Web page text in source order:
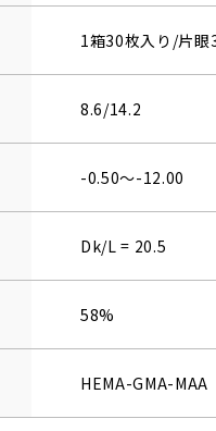
1箱30枚入り/片眼
8.6/14.2
-0.50～-12.00
Dk/L = 20.5
58%
HEMA-GMA-MAA